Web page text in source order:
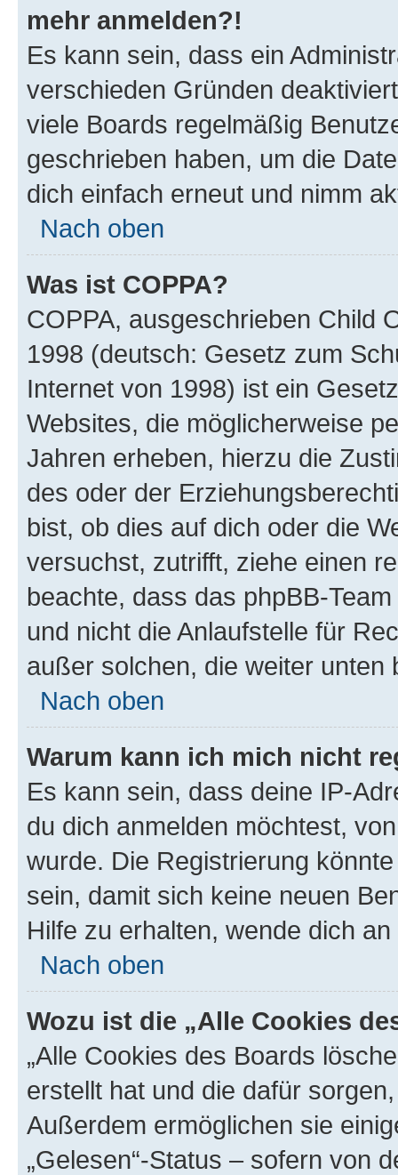
mehr anmelden?!
Es kann sein, dass ein
verschieden Gründen
viele Boards regelmäßig
geschrieben haben, um die
dich einfach erneut und nimm
Nach oben
Was ist COPPA?
COPPA, ausgeschrieben Child
1998 (deutsch: Gesetz zum
Internet von 1998) ist ein
Websites, die möglicherweise
Jahren erheben, hierzu die
des oder der
bist, ob dies auf dich oder die
versuchst, zutrifft, ziehe einen
beachte, dass das phpBB-
und nicht die Anlaufstelle für
außer solchen, die weiter unten
Nach oben
Warum kann ich mich nicht
Es kann sein, dass deine IP-
du dich anmelden möchtest,
wurde. Die Registrierung
sein, damit sich keine neuen
Hilfe zu erhalten, wende dich
Nach oben
Wozu ist die „Alle Cookies
„Alle Cookies des Boards
erstellt hat und die dafür
Außerdem ermöglichen sie
„Gelesen“-Status – sofern von